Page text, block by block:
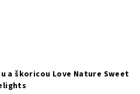
a škoricou Love Nature Sweet